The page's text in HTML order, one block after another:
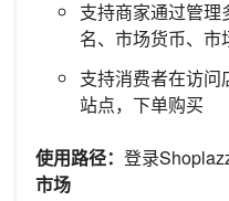
支持商家通过管
名、市场货币、市
支持消费者在访
站点，下单购买
使用路径： 登录
市场